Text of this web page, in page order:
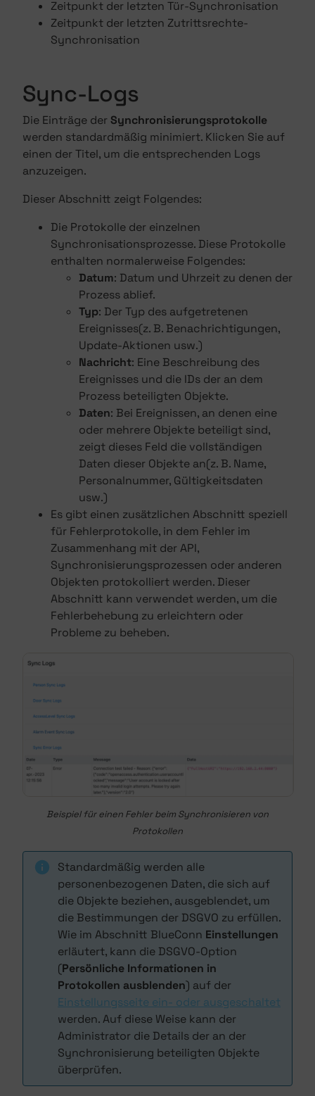
Zeitpunkt der letzten Tür-Synchronisation
Zeitpunkt der letzten Zutrittsrechte-
Synchronisation
Sync-Logs
Die Einträge derSynchronisierungsprotokolle
werden standardmäßig minimiert. Klicken Sie auf
einen der Titel, um die entsprechenden Logs
anzuzeigen.
Dieser Abschnitt zeigt Folgendes:
Die Protokolle der einzelnen
Synchronisationsprozesse. Diese Protokolle
enthalten normalerweise Folgendes:
Datum: Datum und Uhrzeit zu denen der
Prozess ablief.
Typ: Der Typ des aufgetretenen
Ereignisses(z. B. Benachrichtigungen,
Update-Aktionen usw.)
Nachricht: Eine Beschreibung des
Ereignisses und die IDs der an dem
Prozess beteiligten Objekte.
Daten: Bei Ereignissen, an denen eine
oder mehrere Objekte beteiligt sind,
zeigt dieses Feld die vollständigen
Daten dieser Objekte an(z. B. Name,
Personalnummer, Gültigkeitsdaten
usw.)
Es gibt einen zusätzlichen Abschnitt speziell
für Fehlerprotokolle, in dem Fehler im
Zusammenhang mit der API,
Synchronisierungsprozessen oder anderen
Objekten protokolliert werden. Dieser
Abschnitt kann verwendet werden, um die
Fehlerbehebung zu erleichtern oder
Probleme zu beheben.
Beispiel für einen Fehler beim Synchronisieren von
Protokollen
Standardmäßig werden alle
personenbezogenen Daten, die sich auf
die Objekte beziehen, ausgeblendet, um
die Bestimmungen der DSGVO zu erfüllen.
Wie im Abschnitt BlueConn Einstellungen
erläutert, kann die DSGVO-Option
(Persönliche Informationen in
Protokollen ausblenden) auf der
Einstellungsseite ein- oder ausgeschaltet
werden. Auf diese Weise kann der
Administrator die Details der an der
Synchronisierung beteiligten Objekte
überprüfen.